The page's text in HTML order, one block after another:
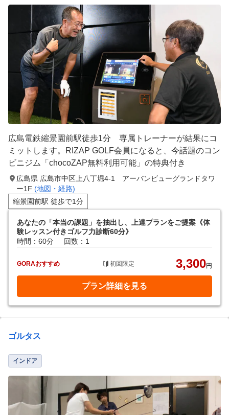
広島電鉄縮景園前駅徒歩1分 専属トレーナーが結果にコ
ミットします。RIZAP GOLF会員になると、今話題のコン
ビニジム「chocoZAP無料利用可能」の特典付き
広島県 広島市中区上八丁堀4-1 アーバンビューグランドタワ
ー1F (地図・経路)
縮景園前駅 徒歩で1分
あなたの「本当の課題」を抽出し、上達プランをご提案《体
験レッスン付きゴルフ力診断60分》
時間：60分
回数：1
GORAおすすめ 初回限定 3,300円
プラン詳細を見る
ゴルタス
インドア